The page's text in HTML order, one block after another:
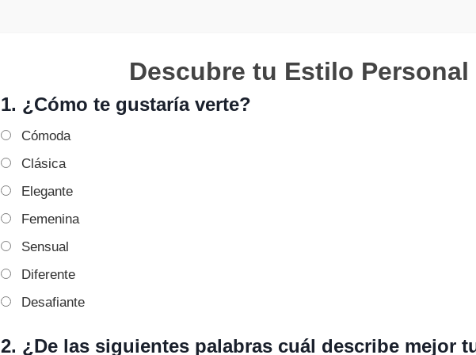
Descubre tu Estilo Personal
1. ¿Cómo te gustaría verte?
Cómoda
Clásica
Elegante
Femenina
Sensual
Diferente
Desafiante
2. ¿De las siguientes palabras cuál describe mejor